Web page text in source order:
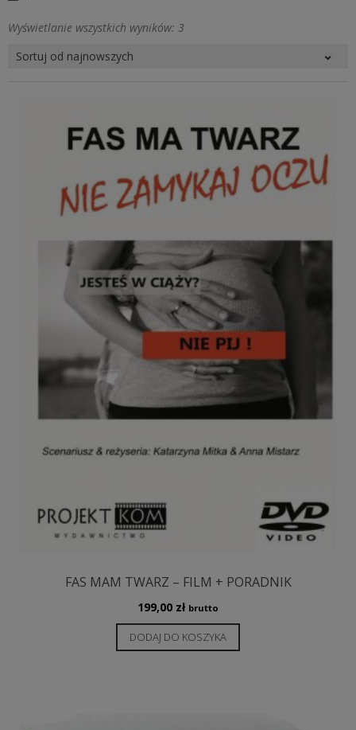
Wyświetlanie wszystkich wyników: 3
FAS MAM TWARZ – FILM + PORADNIK
199,00 zł brutto
DODAJ DO KOSZYKA